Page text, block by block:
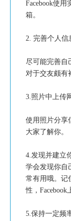
Facebook使
箱。
2. 完善个人信
尽可能完善自
对于交友颇有
3.照片中上传
使用照片分享
大家了解你。
4.发现并建立
学会发现你自
常有用哦。记
性，Facebook
5.保持一定频